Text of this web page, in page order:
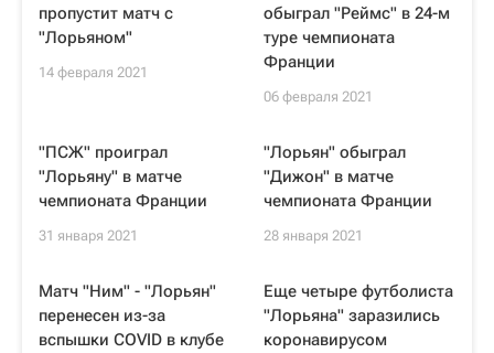
пропустит матч с
"Лорьяном"
14 февраля 2021
обыграл "Реймс" в 24-м
туре чемпионата
Франции
06 февраля 2021
"ПСЖ" проиграл
"Лорьяну" в матче
чемпионата Франции
31 января 2021
"Лорьян" обыграл
"Дижон" в матче
чемпионата Франции
28 января 2021
Матч "Ним" - "Лорьян"
перенесен из-за
вспышки COVID в клубе
Еще четыре футболиста
"Лорьяна" заразились
коронавирусом